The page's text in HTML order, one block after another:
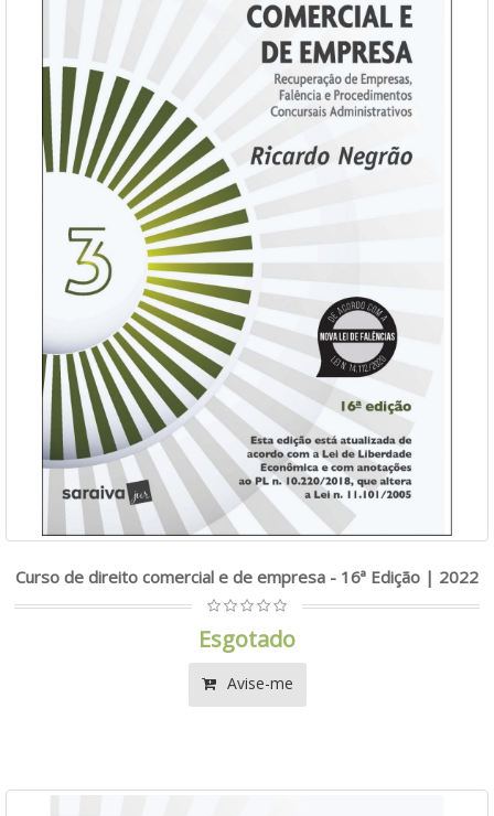
Curso de direito comercial e de empresa - 16ª Edição | 2022
Esgotado
Avise-me